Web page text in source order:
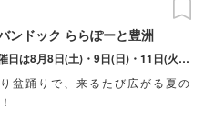
ンドック ららぽーと豊洲
2026/08/08(土) ～ 08/16(日) ※盆踊り開催日は8月8日(土)・9日(日)・11日(火・祝)・15日(土)・16日(日)のみ。 ※縁日およびキッチンカーについては期間中の全日程営業予定。 ※開催コンテンツは日によって異なります。
盆踊りで、来るたび広がる夏の